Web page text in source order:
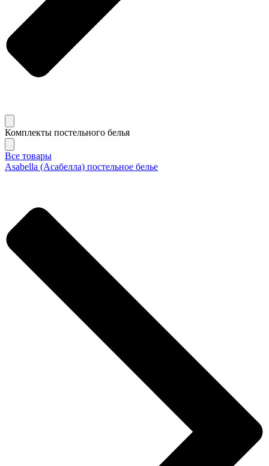
Комплекты постельного белья
Все товары
Asabella (Асабелла) постельное белье